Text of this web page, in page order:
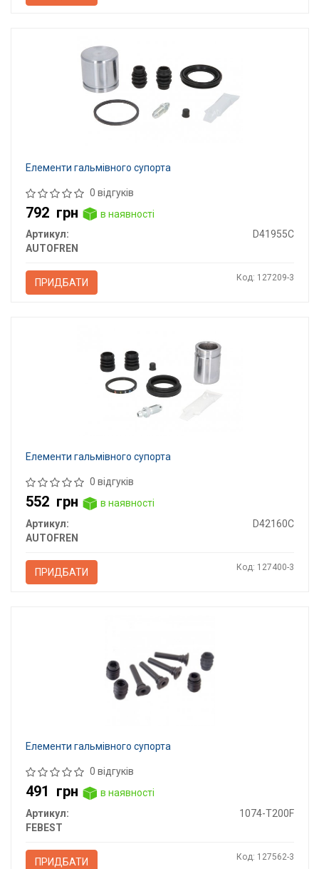
Елементи гальмівного супорта
0 відгуків
792 грн
в наявності
Артикул:
D41955C
AUTOFREN
ПРИДБАТИ Код: 127209-3
Елементи гальмівного супорта
0 відгуків
552 грн
в наявності
Артикул:
D42160C
AUTOFREN
ПРИДБАТИ Код: 127400-3
Елементи гальмівного супорта
0 відгуків
491 грн
в наявності
Артикул:
1074-T200F
FEBEST
ПРИДБАТИ Код: 127562-3